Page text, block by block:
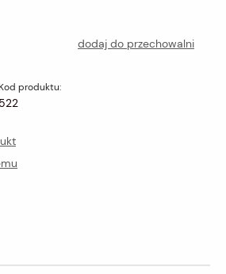
dodaj do przechowalni
produktu:
522